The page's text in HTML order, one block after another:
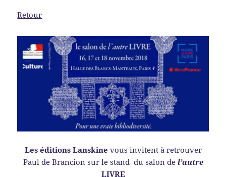
Retour
Les éditions Lanskine vous invitent à retrouver
Paul de Brancion sur le stand du salon de l’autre
LIVRE